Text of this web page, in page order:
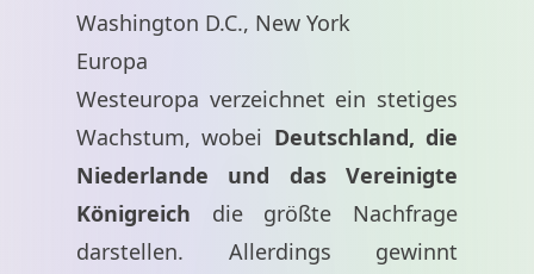
Washington D.C., New York
Europa
Westeuropa verzeichnet ein stetiges
Wachstum, wobei Deutschland, die
Niederlande und das Vereinigte
Königreich die größte Nachfrage
darstellen. Allerdings gewinnt